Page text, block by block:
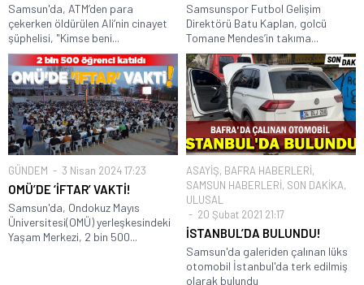
Samsun'da, ATM’den para
çekerken öldürülen Ali’nin cinayet
şüphelisi, "Kimse beni...
Samsunspor Futbol Gelişim
Direktörü Batu Kaplan, golcü
Tomane Mendes’in takıma...
GÜNDEM 3 Nisan 2024 17:23
OMÜ’DE ‘İFTAR’ VAKTİ!
Samsun'da, Ondokuz Mayıs
Üniversitesi(OMÜ) yerleşkesindeki
Yaşam Merkezi, 2 bin 500...
ASAYİŞ, BAFRA HABERLERİ,
SAMSUN HABERLERİ, SON DAKİKA,
ULUSAL
20 Şubat 2021 21:17
İSTANBUL’DA BULUNDU!
Samsun'da galeriden çalınan lüks
otomobil İstanbul'da terk edilmiş
olarak bulundu